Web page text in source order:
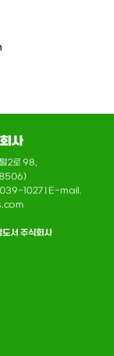
사
2로 98,
1027 | E-mail.
도서 주식회사